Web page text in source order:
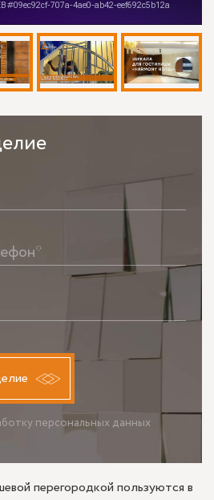
персональных данных
НЕ ПРИНИМАЮ
перегородкой пользуются в